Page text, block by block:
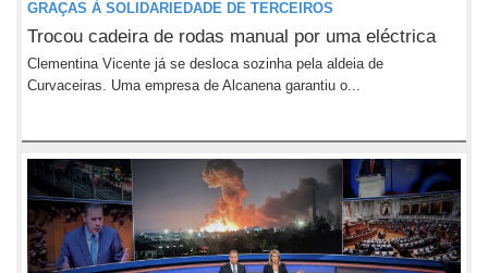
GRAÇAS À SOLIDARIEDADE DE TERCEIROS
Trocou cadeira de rodas manual por uma eléctrica
Clementina Vicente já se desloca sozinha pela aldeia de
Curvaceiras. Uma empresa de Alcanena garantiu o...